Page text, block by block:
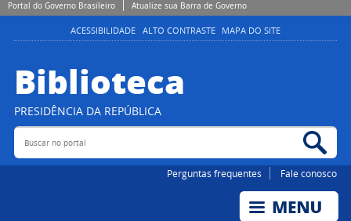
Portal do Governo Brasileiro Atualize sua Barra de Governo
ACESSIBILIDADE ALTO CONTRASTE MAPA DO SITE
Biblioteca
PRESIDÊNCIA DA REPÚBLICA
Buscar no portal
Perguntas frequentes Fale conosco